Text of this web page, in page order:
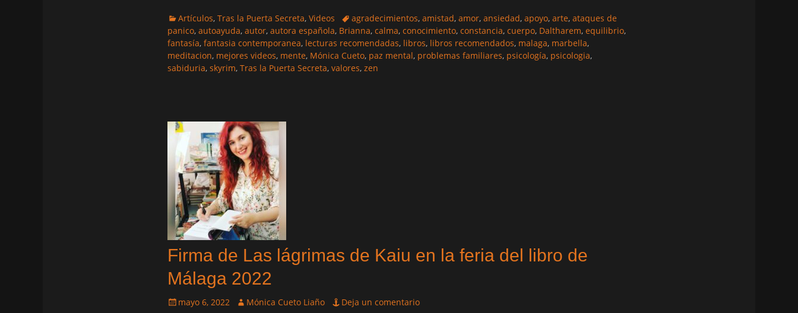
Categorias
Artículos, Tras la Puerta Secreta, Videos Etiquetas
agradecimientos, amistad, amor, ansiedad, apoyo, arte, ataques de
panico, autoayuda, autor, autora española, Brianna, calma, conocimiento, constancia, cuerpo, Daltharem, equilibrio,
fantasía, fantasia contemporanea, lecturas recomendadas, libros, libros recomendados, malaga, marbella,
meditacion, mejores videos, mente, Mónica Cueto, paz mental, problemas familiares, psicología, psicologia,
sabiduria, skyrim, Tras la Puerta Secreta, valores, zen
Firma de Las lágrimas de Kaiu en la feria del libro de
Málaga 2022
Publicado
mayo 6, 2022 AutorMónica Cueto Liaño Deja un comentario